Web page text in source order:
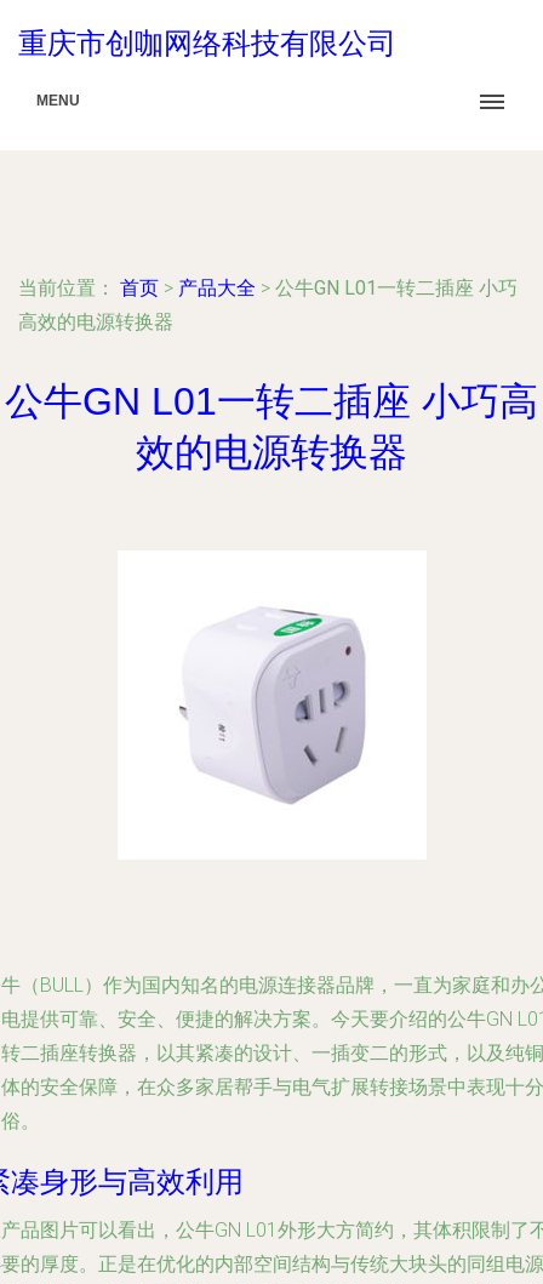
重庆市创咖网络科技有限公司
MENU
当前位置： 首页 > 产品大全 > 公牛GN L01一转二插座 小巧
高效的电源转换器
公牛GN L01一转二插座 小巧高
效的电源转换器
（BULL）作为国内知名的电源连接器品牌，一直为家庭和办
提供可靠、安全、便捷的解决方案。今天要介绍的公牛GN
二插座转换器，以其紧凑的设计、一插变二的形式，以及纯铜
的安全保障，在众多家居帮手与电气扩展转接场景中表现十分
。
凑身形与高效利用
品图片可以看出，公牛GN L01外形大方简约，其体积限制了
的厚度。正是在优化的内部空间结构与传统大块头的同组电源